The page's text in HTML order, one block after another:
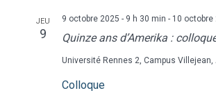
JEU
9
9 octobre 2025 - 9 h 30 min - 10 octobre
Quinze ans d’Amerika :
Université Rennes 2, Campus Villejean,
Colloque